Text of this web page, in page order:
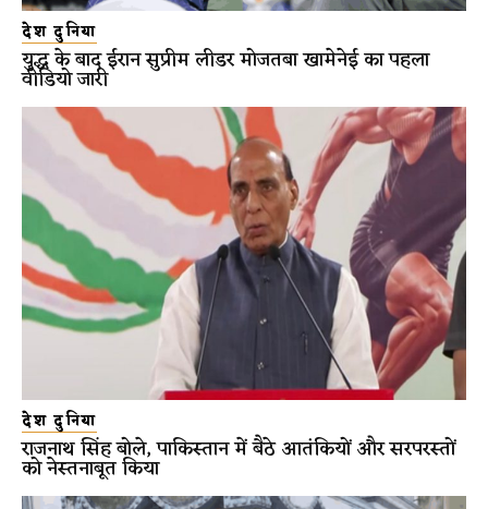
देश दुनिया
युद्ध के बाद ईरान सुप्रीम लीडर मोजतबा खामेनेई का पहला
वीडियो जारी
देश दुनिया
राजनाथ सिंह बोले, पाकिस्तान में बैठे आतंकियों और सरपरस्तों
को नेस्तनाबूत किया